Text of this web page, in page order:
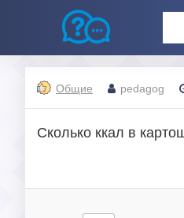
Общие pedagog
Сколько ккал в